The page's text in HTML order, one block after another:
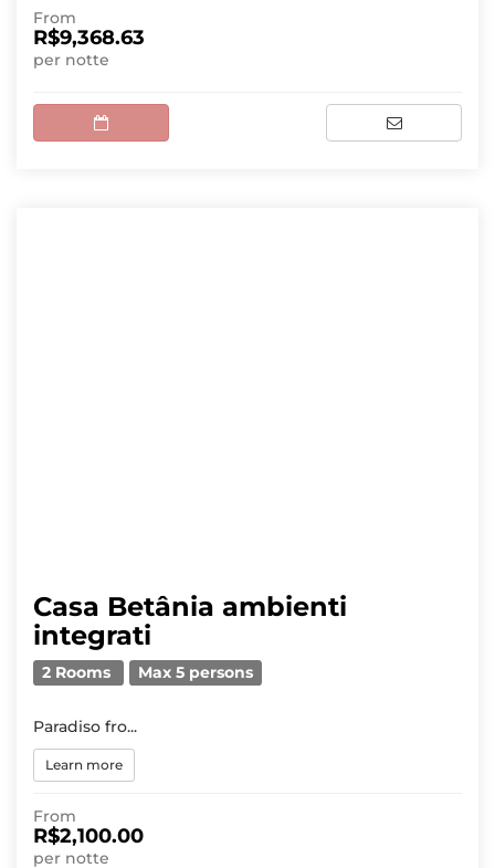
From
R$9,368.63
per notte
Casa Betânia ambienti
integrati
2 Rooms Max 5 persons
Paradiso fro...
Learn more
From
R$2,100.00
per notte